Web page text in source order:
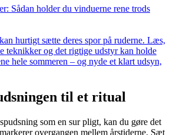
Sådan holder du vinduerne rene trods
hurtigt sætte deres spor på ruderne. Læs,
teknikker og det rigtige udstyr kan holde
hele sommeren – og nyde et klart udsyn,
til et ritual
som en sur pligt, kan du gøre det
overgangen mellem årstiderne. Sæt